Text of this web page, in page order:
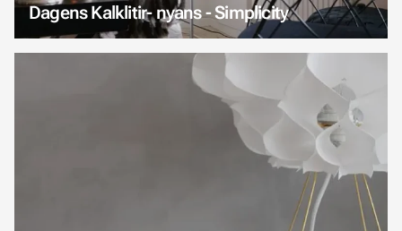
Dagens Kalklitir- nyans - Simplicity